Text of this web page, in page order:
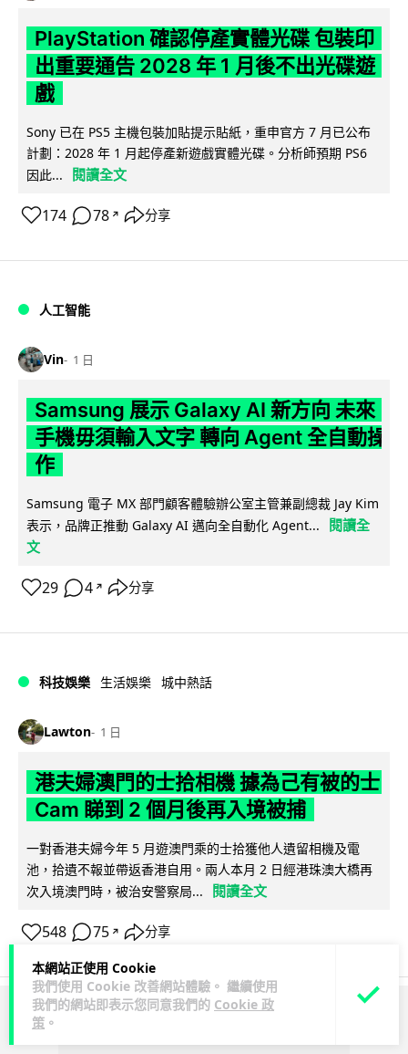
本網站正使用 Cookie
我們使用 Cookie 改善網站體驗。 繼續使用
我們的網站即表示您同意我們的 Cookie 政
策 。
PlayStation 確認停產實體光碟 包裝印
出重要通告 2028 年 1 月後不出光碟遊
戲
Sony 已在 PS5 主機包裝加貼提示貼紙，重申官方 7 月已公布
計劃：2028 年 1 月起停產新遊戲實體光碟。分析師預期 PS6
因此...
閱讀全文
174 78 ↗ 分享
人工智能
Vin 1 日
Samsung 展示 Galaxy AI 新方向 未來
手機毋須輸入文字 轉向 Agent 全自動操
作
Samsung 電子 MX 部門顧客體驗辦公室主管兼副總裁 Jay Kim
表示，品牌正推動 Galaxy AI 邁向全自動化 Agent...
閱讀全
文
29 4 ↗ 分享
科技娛樂 生活娛樂 城中熱話
Lawton 1 日
港夫婦澳門的士拾相機 據為己有被的士
Cam 睇到 2 個月後再入境被捕
一對香港夫婦今年 5 月遊澳門乘的士拾獲他人遺留相機及電
池，拾遺不報並帶返香港自用。兩人本月 2 日經港珠澳大橋再
次入境澳門時，被治安警察局...
閱讀全文
548 75 ↗ 分享